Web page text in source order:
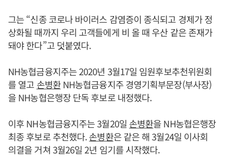
그는 “신종 코로나 바이러스 감염증이 종식되고 경제가 정
상화될 때까지 우리 고객들에게 비 올 때 우산 같은 존재가
돼야 한다”고 덧붙였다.
NH농협금융지주는 2020년 3월17일 임원후보추천위원회
를 열고 손병환NH농협금융지주 경영기획부문장(부사장)
을 NH농협은행장 단독 후보로 내정했다.
이후 NH농협금융지주는 3월20일 손병환을 NH농협은행장
최종 후보로 추천했다.손병환은 같은 해 3월24일 이사회
의결을 거쳐 3월26일 2년 임기를 시작했다.